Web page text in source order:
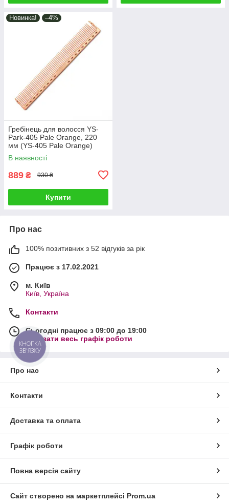
Новинка! –4%
Гребінець для волосся YS-
Park-405 Pale Orange, 220
мм (YS-405 Pale Orange)
В наявності
889 ₴ 930 ₴
Купити
Про нас
100% позитивних з 52 відгуків за рік
Працює з 17.02.2021
м. Київ
Київ, Україна
Контакти
Сьогодні працює з 09:00 до 19:00
Показати весь графік роботи
Про нас
Контакти
Доставка та оплата
Графік роботи
Повна версія сайту
Сайт створено на маркетплейсі Prom.ua
КНОПКА
ЗВ'ЯЗКУ